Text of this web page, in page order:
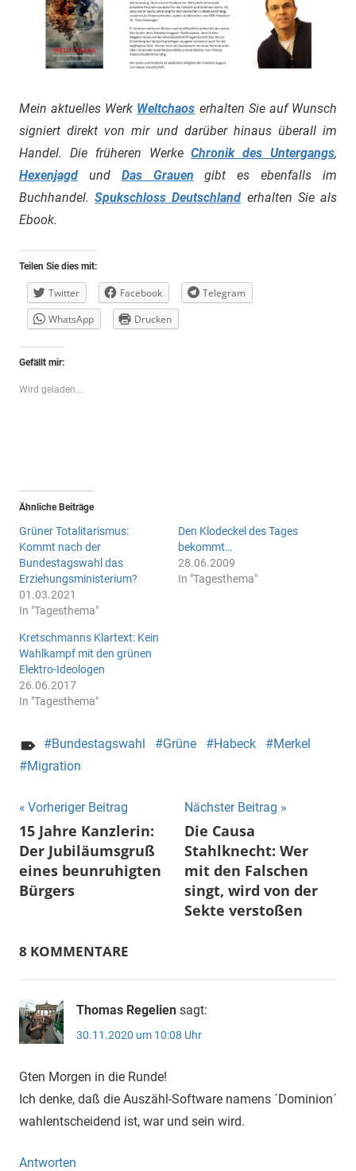
Mein aktuelles Werk Weltchaos erhalten Sie auf Wunsch
signiert direkt von mir und darüber hinaus überall im
Handel. Die früheren WerkeChronik des Untergangs,
Hexenjagd und Das Grauen gibt es ebenfalls im
Buchhandel.Spukschloss Deutschland erhalten Sie als
Ebook.
Teilen Sie dies mit:
Twitter Facebook
Telegram
WhatsApp
Drucken
Gefällt mir:
Wird geladen...
Ähnliche Beiträge
Grüner Totalitarismus:
Kommt nach der
Bundestagswahl das
Erziehungsministerium?
01.03.2021
In "Tagesthema"
Den Klodeckel des Tages
bekommt…
28.06.2009
In "Tagesthema"
Kretschmanns Klartext: Kein
Wahlkampf mit den grünen
Elektro-Ideologen
26.06.2017
In "Tagesthema"
Bundestagswahl Grüne Habeck
Merkel
Migration
Beitragsnavigation
Vorheriger Beitrag
15 Jahre Kanzlerin:
Der Jubiläumsgruß
eines beunruhigten
Bürgers
Nächster Beitrag
Die Causa
Stahlknecht: Wer
mit den Falschen
singt, wird von der
Sekte verstoßen
8 KOMMENTARE
Thomas Regelien sagt:
30.11.2020 um 10:08 Uhr
Gten Morgen in die Runde!
Ich denke, daß die Auszähl-Software namens ´Dominion´
wahlentscheidend ist, war und sein wird.
Antworten